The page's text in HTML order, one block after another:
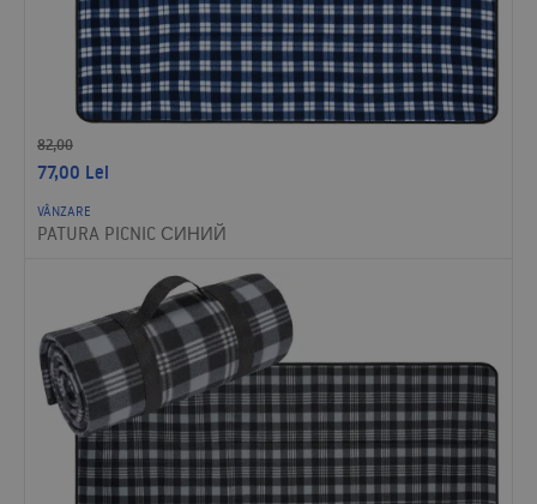
82,00
77,00 Lei
VÂNZARE
PATURA PICNIC СИНИЙ